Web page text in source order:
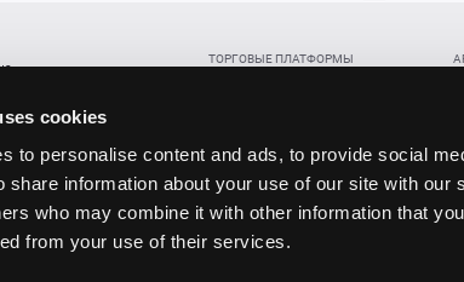
cookies
to personalise content and ads, to provide social
share information about your use of our site with our
who may combine it with other information that
from your use of their services.
ТОРГОВЫЕ ПЛАТФОРМЫ
Приложение TickTrader для iOS
связана
объектов гражданских прав (инвестиций), переданных в обмен на токены (в
включая хищение).